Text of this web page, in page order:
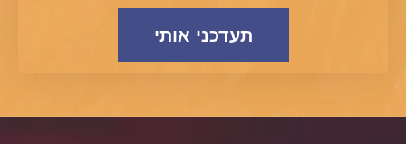
תעדכני אותי